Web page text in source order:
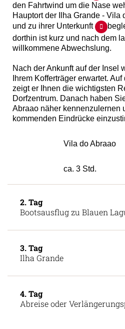
den Fahrtwind um die Nase
Hauptort der Ilha Grande - Vila
und zu ihrer Unterkunft
dorthin ist kurz und nach dem
willkommene Abwechslung.
Nach der Ankunft auf der Insel
Ihrem Kofferträger erwartet.
zeigt er Ihnen die wichtigsten
Dorfzentrum. Danach haben
Abraao näher kennenzulernen
kommenden Eindrücke
Vila do Abraao
ca. 3 Std.
2. Tag
Bootsausflug zu Blauen
3. Tag
Ilha Grande
4. Tag
Abreise oder